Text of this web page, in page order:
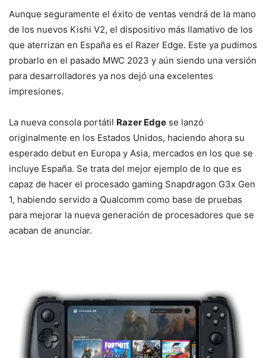
Aunque seguramente el éxito de ventas vendrá de la mano
de los nuevos Kishi V2, el dispositivo más llamativo de los
que aterrizan en España es el Razer Edge. Este ya pudimos
probarlo en el pasado MWC 2023 y aún siendo una versión
para desarrolladores ya nos dejó una excelentes
impresiones.
La nueva consola portátil Razer Edge se lanzó
originalmente en los Estados Unidos, haciendo ahora su
esperado debut en Europa y Asia, mercados en los que se
incluye España. Se trata del mejor ejemplo de lo que es
capaz de hacer el procesado gaming Snapdragon G3x Gen
1, habiendo servido a Qualcomm como base de pruebas
para mejorar la nueva generación de procesadores que se
acaban de anunciar.